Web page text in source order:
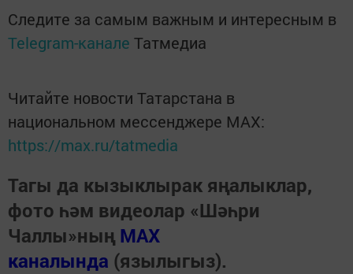
Следите за самым важным и интересным в
Telegram-канале Татмедиа
Читайте новости Татарстана в
национальном мессенджере MАХ:
https://max.ru/tatmedia
Тагы да кызыклырак яңалыклар,
фото һәм видеолар «Шәһри
Чаллы»ның MAX
каналында (язылыгыз).